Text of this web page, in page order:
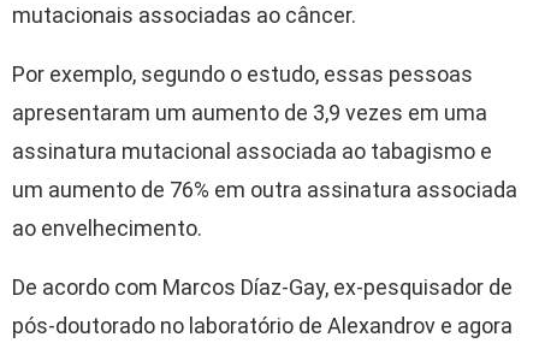
mutacionais associadas ao câncer.
Por exemplo, segundo o estudo, essas pessoas
apresentaram um aumento de 3,9 vezes em uma
assinatura mutacional associada ao tabagismo e
um aumento de 76% em outra assinatura associada
ao envelhecimento.
De acordo com Marcos Díaz-Gay, ex-pesquisador de
pós-doutorado no laboratório de Alexandrov e agora